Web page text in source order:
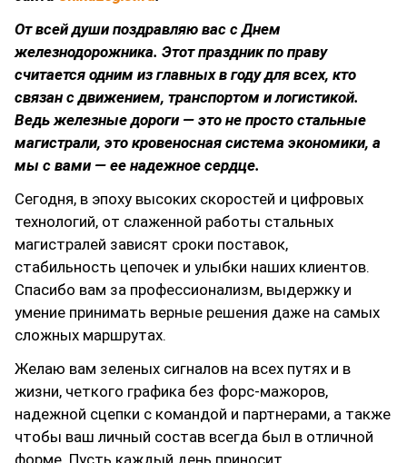
От всей души поздравляю вас с Днем
железнодорожника. Этот праздник по праву
считается одним из главных в году для всех, кто
связан с движением, транспортом и логистикой.
Ведь железные дороги — это не просто стальные
магистрали, это кровеносная система экономики, а
мы с вами — ее надежное сердце.
Сегодня, в эпоху высоких скоростей и цифровых
технологий, от слаженной работы стальных
магистралей зависят сроки поставок,
стабильность цепочек и улыбки наших клиентов.
Спасибо вам за профессионализм, выдержку и
умение принимать верные решения даже на самых
сложных маршрутах.
Желаю вам зеленых сигналов на всех путях и в
жизни, четкого графика без форс-мажоров,
надежной сцепки с командой и партнерами, а также
чтобы ваш личный состав всегда был в отличной
форме. Пусть каждый день приносит